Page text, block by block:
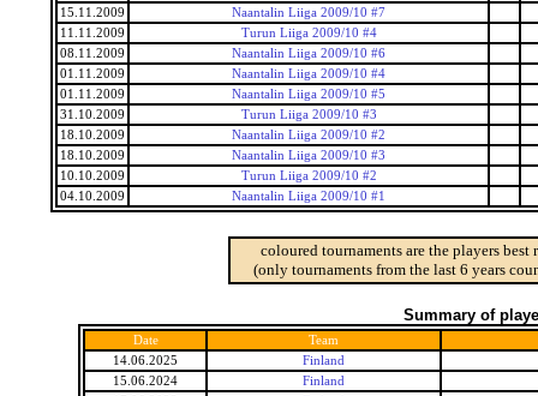
15.11.2009
Naantalin Liiga 2009/10 #7
11.11.2009
Turun Liiga 2009/10 #4
08.11.2009
Naantalin Liiga 2009/10 #6
01.11.2009
Naantalin Liiga 2009/10 #4
01.11.2009
Naantalin Liiga 2009/10 #5
31.10.2009
Turun Liiga 2009/10 #3
18.10.2009
Naantalin Liiga 2009/10 #2
18.10.2009
Naantalin Liiga 2009/10 #3
10.10.2009
Turun Liiga 2009/10 #2
04.10.2009
Naantalin Liiga 2009/10 #1
coloured tournaments are the players
(only tournaments from the last 6 years
Summary of
Date
Team
14.06.2025
Finland
15.06.2024
Finland